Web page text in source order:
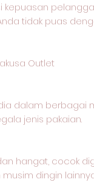
kepuasan
tidak puas
Outlet
dalam berbagai
jenis pakaian.
hangat, cocok
dingin